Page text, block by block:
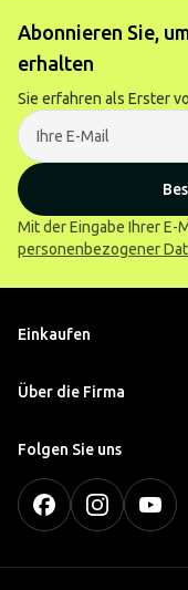
Abonnieren Sie,
erhalten
Sie erfahren als Erster
Mit der Eingabe Ihrer E-
personenbezogener
Einkaufen
Über die Firma
Folgen Sie uns